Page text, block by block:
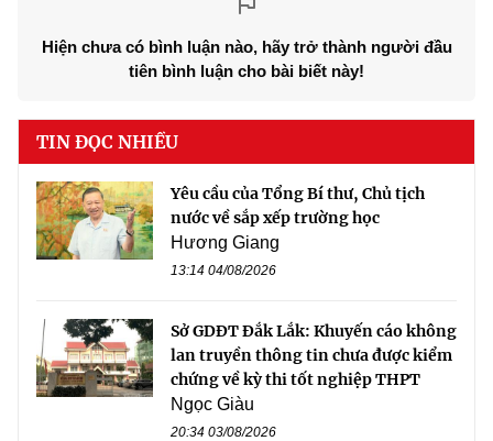
Hiện chưa có bình luận nào, hãy trở thành người đầu
tiên bình luận cho bài biết này!
TIN ĐỌC NHIỀU
Yêu cầu của Tổng Bí thư, Chủ tịch
nước về sắp xếp trường học
Hương Giang
13:14 04/08/2026
Sở GDĐT Đắk Lắk: Khuyến cáo không
lan truyền thông tin chưa được kiểm
chứng về kỳ thi tốt nghiệp THPT
Ngọc Giàu
20:34 03/08/2026